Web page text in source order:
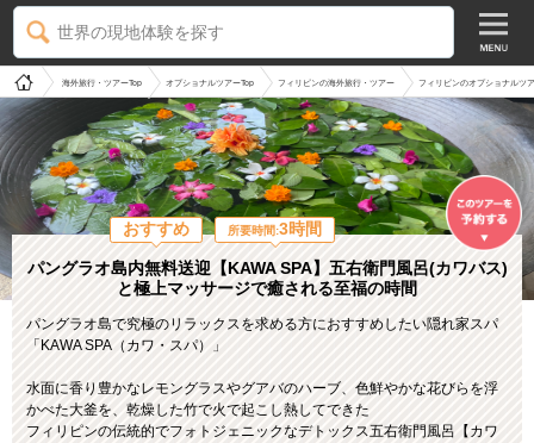
世界の現地体験を探す
海外旅行・ツアーTop オプショナルツアーTop フィリピンの海外旅行・ツアー フィリピンのオプショナルツ
パングラオ島内無料送迎【KAWA SPA】五右衛門風呂(カワバス)
と極上マッサージで癒される至福の時間
パングラオ島で究極のリラックスを求める方におすすめしたい隠れ家スパ
「KAWA SPA（カワ・スパ）」
水面に香り豊かなレモングラスやグアバのハーブ、色鮮やかな花びらを浮
かべた大釜を、乾燥した竹で火で起こし熱してできた
フィリピンの伝統的でフォトジェニックなデトックス五右衛門風呂【カワ
おすすめ 所要時間:3時間